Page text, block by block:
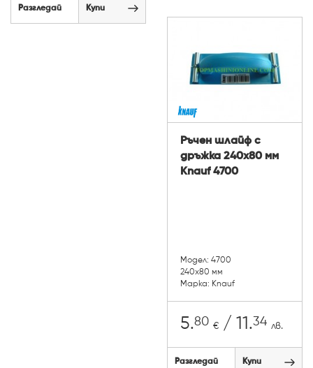
Разгледай Купи
Ръчен шлайф с
дръжка 240х80 мм
Knauf 4700
Модел: 4700
240х80 мм
Марка: Knauf
5.80 € / 11.34 лв.
Разгледай Купи